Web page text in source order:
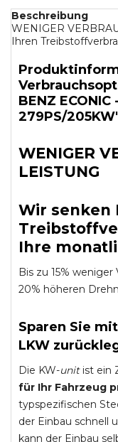
Beschreibung
WENIGER
Ihren
BENZ
279PS/
WENIGER
LEISTUNG
Wir senken
Ihre
Bis zu 15%
20% höheren
Sparen Sie
LKW
Die KW-unitist ein
für Ihr Fahrzeug
typspezifischen
der Einbau schnell
kann der Einbau